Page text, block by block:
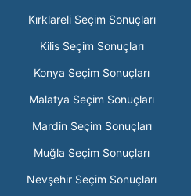
Kırklareli Seçim Sonuçları
Kilis Seçim Sonuçları
Konya Seçim Sonuçları
Malatya Seçim Sonuçları
Mardin Seçim Sonuçları
Muğla Seçim Sonuçları
Nevşehir Seçim Sonuçları